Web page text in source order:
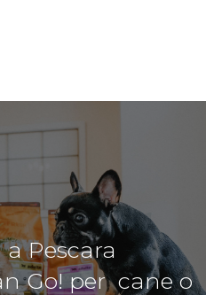
Pescara
Go! per cane o